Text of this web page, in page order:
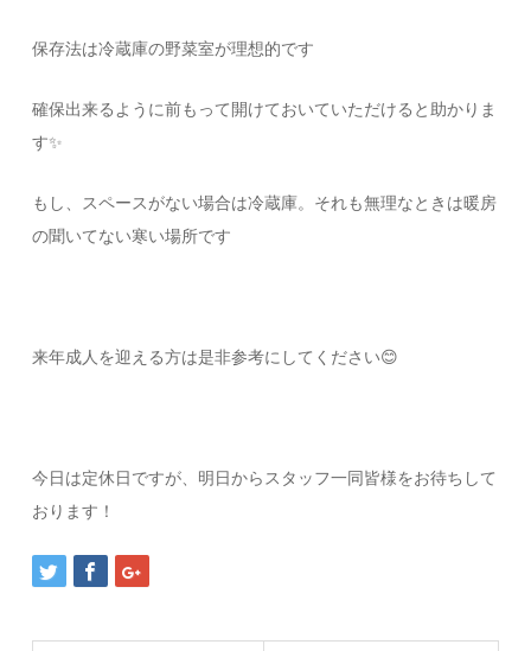
保存法は冷蔵庫の野菜室が理想的です
確保出来るように前もって開けておいていただけると助かりま
す✨
もし、スペースがない場合は冷蔵庫。それも無理なときは暖房
の聞いてない寒い場所です
来年成人を迎える方は是非参考にしてください😊
今日は定休日ですが、明日からスタッフ一同皆様をお待ちして
おります！